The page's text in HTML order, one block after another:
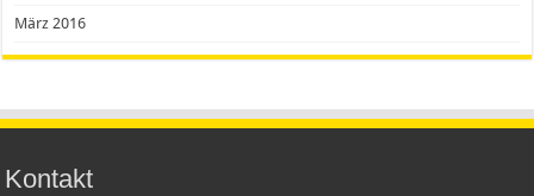
März 2016
Kontakt